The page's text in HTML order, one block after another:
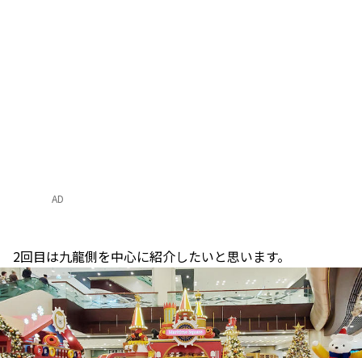
AD
2回目は九龍側を中心に紹介したいと思います。